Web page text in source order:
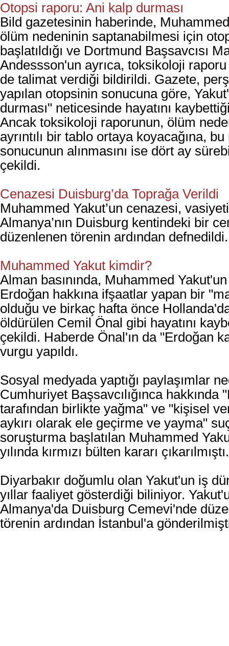
Otopsi raporu: Ani kalp durması
Bild gazetesinin haberinde,
ölüm nedeninin saptanabilmesi için
başlatıldığı ve Dortmund Başsavcısı
Andessson'un ayrıca, toksikoloji raporu
de talimat verdiği bildirildi. Gazete,
yapılan otopsinin sonucuna göre,
durması" neticesinde hayatını
Ancak toksikoloji raporunun, ölüm
ayrıntılı bir tablo ortaya koyacağına,
sonucunun alınmasını ise dört ay
çekildi.
Cenazesi Duisburg’da Toprağa Verildi
Muhammed Yakut’un cenazesi,
Almanya’nın Duisburg kentindeki bir
düzenlenen törenin ardından
Muhammed Yakut kimdir?
Alman basınında, Muhammed
Erdoğan hakkına ifşaatlar yapan bir
olduğu ve birkaç hafta önce
öldürülen Cemil Önal gibi hayatını
çekildi. Haberde Önal'ın da "Erdoğan
vurgu yapıldı.
Sosyal medyada yaptığı paylaşımlar
Cumhuriyet Başsavcılığınca hakkında
tarafından birlikte yağma" ve "kişisel
aykırı olarak ele geçirme ve yayma"
soruşturma başlatılan Muhammed
yılında kırmızı bülten kararı çıkarılmıştı.
Diyarbakır doğumlu olan Yakut'un iş
yıllar faaliyet gösterdiği biliniyor.
Almanya'da Duisburg Cemevi'nde
törenin ardından İstanbul'a